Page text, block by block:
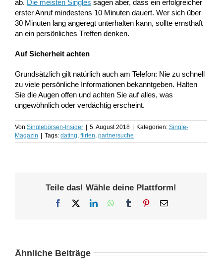
ab. Die meisten Singles sagen aber, dass ein erfolgreicher
erster Anruf mindestens 10 Minuten dauert. Wer sich über
30 Minuten lang angeregt unterhalten kann, sollte ernsthaft
an ein persönliches Treffen denken.
Auf Sicherheit achten
Grundsätzlich gilt natürlich auch am Telefon: Nie zu schnell
zu viele persönliche Informationen bekanntgeben. Halten
Sie die Augen offen und achten Sie auf alles, was
ungewöhnlich oder verdächtig erscheint.
Von Singlebörsen-Insider 5. August 2018 Kategorien: Single-
Magazin
Tags: dating, flirten, partnersuche
Teile das! Wähle deine Plattform!
Facebook LinkedInWhatsApp
Tumblr Pinterest
E-
Ähnliche Beiträge